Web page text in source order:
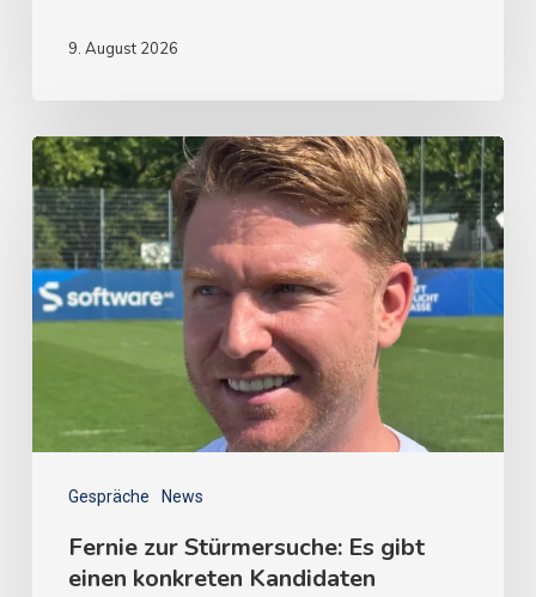
9. August 2026
Gespräche News
Fernie zur Stürmersuche: Es gibt
einen konkreten Kandidaten